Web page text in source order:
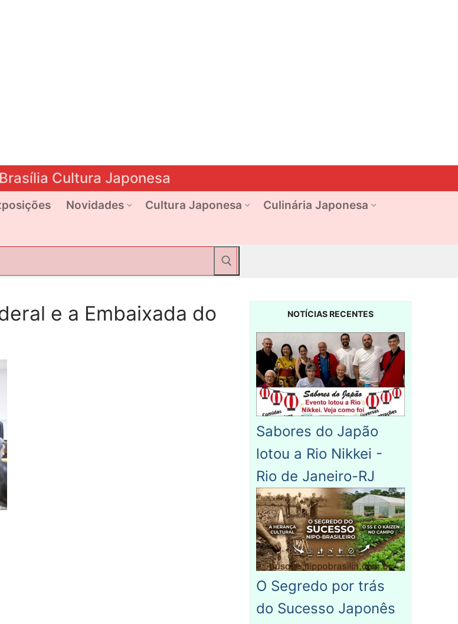
Cultura Japonesa
Novidades Cultura Japonesa
Culinária Japonesa
e a Embaixada do
NOTÍCIAS RECENTES
Sabores do Japão
lotou a Rio Nikkei -
Rio de Janeiro-RJ
O Segredo por trás
do Sucesso Japonês